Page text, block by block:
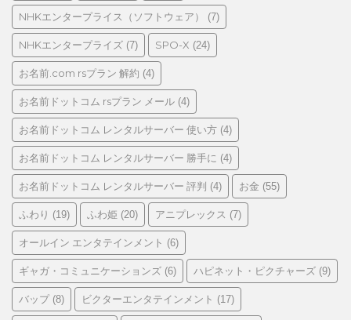
NHKエンタープライス（ソフトウェア） (7)
NHKエンタープライズ (7) SPO-X (24)
お名前.com rsプラン 解約 (4)
お名前ドットコム rsプラン メール (4)
お名前ドットコム レンタルサーバー 使い方 (4)
お名前ドットコム レンタルサーバー 勝手に (4)
お名前ドットコム レンタルサーバー 評判 (4) お金 (55)
ふわり (19) ふわ姫 (20) アニプレックス (7)
オールイン エンタテインメント (6)
ギャガ・コミュニケーションズ (6) ハピネット・ピクチャーズ (9)
バップ(8) ビクターエンタテインメント (17)